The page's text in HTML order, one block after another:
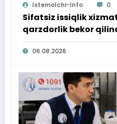
Istemolchi-Info 0
Sifatsiz issiqlik
qarzdorlik bekor
06.08.2026